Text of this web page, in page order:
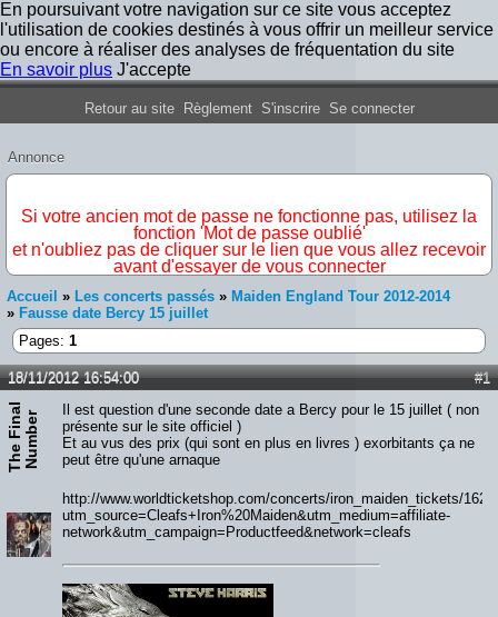
En poursuivant votre navigation sur ce site vous acceptez
l'utilisation de cookies destinés à vous offrir un meilleur service
ou encore à réaliser des analyses de fréquentation du site
En savoir plus J'accepte
Forum Iron Maiden France
Retour au site Règlement S'inscrire Se connecter
Annonce
Si votre ancien mot de passe ne fonctionne pas, utilisez la
fonction 'Mot de passe oublié'
et n'oubliez pas de cliquer sur le lien que vous allez recevoir
avant d'essayer de vous connecter
Accueil » Les concerts passés » Maiden England Tour 2012-2014
» Fausse date Bercy 15 juillet
Pages: 1
#1
18/11/2012 16:54:00
T
h
e
F
i
n
a
l
N
u
m
b
er
Il est question d'une seconde date a Bercy pour le 15 juillet ( non
présente sur le site officiel )
Et au vus des prix (qui sont en plus en livres ) exorbitants ça ne
peut être qu'une arnaque
http://www.worldticketshop.com/concerts/iron_maiden_tickets/
utm_source=Cleafs+Iron%20Maiden&utm_medium=affiliate-
network&utm_campaign=Productfeed&network=cleafs